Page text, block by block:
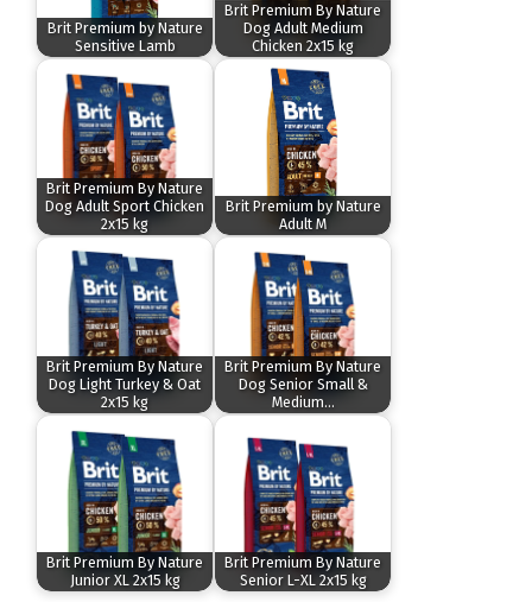
Brit Premium by Nature
Sensitive Lamb
Brit Premium By Nature
Dog Adult Medium
Chicken 2x15 kg
Brit Premium By Nature
Dog Adult Sport Chicken
2x15 kg
Brit Premium by Nature
Adult M
Brit Premium By Nature
Dog Light Turkey & Oat
2x15 kg
Brit Premium By Nature
Dog Senior Small &
Medium…
Brit Premium By Nature
Junior XL 2x15 kg
Brit Premium By Nature
Senior L-XL 2x15 kg